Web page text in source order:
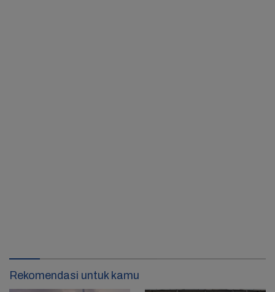
Rekomendasi untuk kamu